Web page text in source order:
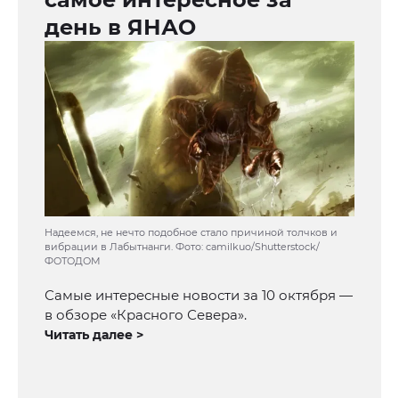
день в ЯНАО
Надеемся, не нечто подобное стало причиной толчков и
вибрации в Лабытнанги. Фото: camilkuo/Shutterstock/
ФОТОДОМ
Самые интересные новости за 10 октября —
в обзоре «Красного Севера».
Читать далее >